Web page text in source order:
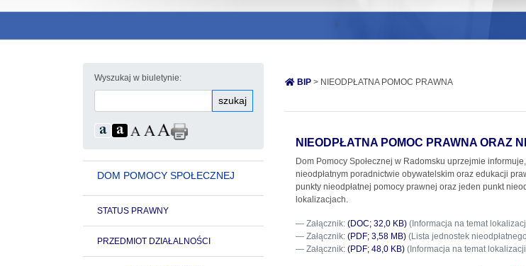
Wyszukaj w biuletynie:
szukaj
DOM POMOCY SPOŁECZNEJ
STATUS PRAWNY
PRZEDMIOT DZIAŁALNOŚCI
BIP > NIEODPŁATNA POMOC PRAWNA
NIEODPŁATNA POMOC PRAWNA ORAZ
Dom Pomocy Społecznej w Radomsku uprzejmie
nieodpłatnym poradnictwie obywatelskim oraz edukacji
punkty nieodpłatnej pomocy prawnej oraz jeden punkt
lokalizacjach.
Załącznik: (DOC; 32,0 KB) (Informacja na temat
Załącznik: (PDF; 3,58 MB) (Lista jednostek
Załącznik: (PDF; 48,0 KB) (Informacja na temat